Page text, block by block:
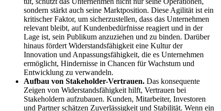
sondern stärkt auch seine Marktposition. Diese Agilität ist ein
kritischer Faktor, um sicherzustellen, dass das Unternehmen
relevant bleibt, auf Kundenbedürfnisse reagiert und in der
Lage ist, sein Publikum anzuziehen und zu binden. Darüber
hinaus fördert Widerstandsfähigkeit eine Kultur der
Innovation und Anpassungsfähigkeit, die es Unternehmen
ermöglicht, Hindernisse in Chancen für Wachstum und
Entwicklung zu verwandeln.
Aufbau von Stakeholder-Vertrauen. Das konsequente
Zeigen von Widerstandsfähigkeit hilft, Vertrauen bei
Stakeholdern aufzubauen. Kunden, Mitarbeiter, Investoren
und Partner schätzen Zuverlässigkeit und Stabilität. Wenn ein